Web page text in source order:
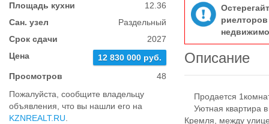
Площадь кухни
12.36
Сан. узел
Раздельный
Срок сдачи
2027
Цена
12 830 000 руб.
Просмотров
48
Пожалуйста, сообщите владельцу
объявления, что вы нашли его на
KZNREALT.RU
Описание
Продается
Уютная квартира в
Кремля, между